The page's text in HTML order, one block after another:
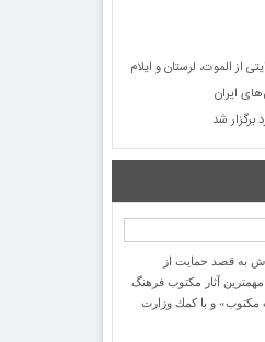
از الموت، لرستان و ایلام
ایران
شد
مؤسسه پژوهشی میراث مكتوب در سال ۱۳۷۲ ش به قصد حمایت از
آثار مكتوب فرهنگ
مكتوب» و با كمك وزارت